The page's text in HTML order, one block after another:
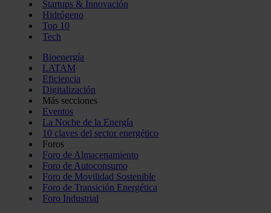
Startups & Innovación
Hidrógeno
Top 10
Tech
Bioenergía
LATAM
Eficiencia
Digitalización
Más secciones
Eventos
La Noche de la Energía
10 claves del sector energético
Foros
Foro de Almacenamiento
Foro de Autoconsumo
Foro de Movilidad Sostenible
Foro de Transición Energética
Foro Industrial